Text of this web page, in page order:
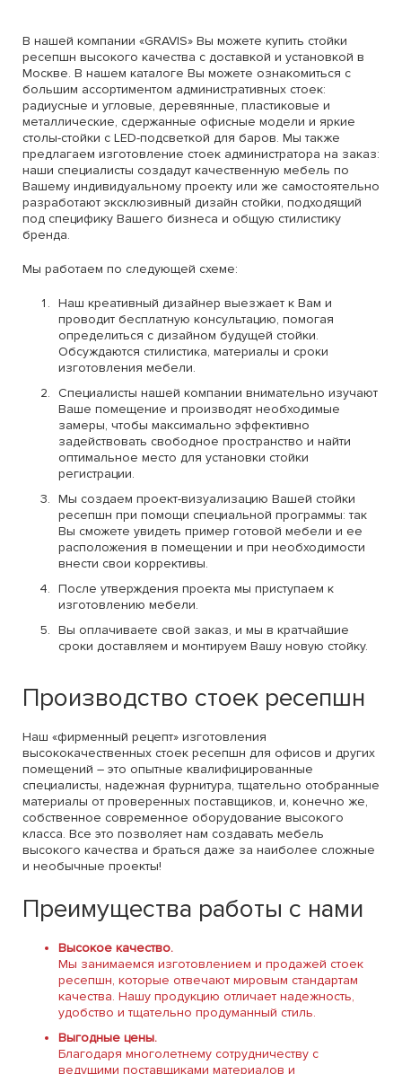
В нашей компании «GRAVIS» Вы можете купить стойки
ресепшн высокого качества с доставкой и установкой в
Москве. В нашем каталоге Вы можете ознакомиться с
большим ассортиментом административных стоек:
радиусные и угловые, деревянные, пластиковые и
металлические, сдержанные офисные модели и яркие
столы-стойки с LED-подсветкой для баров. Мы также
предлагаем изготовление стоек администратора на заказ:
наши специалисты создадут качественную мебель по
Вашему индивидуальному проекту или же самостоятельно
разработают эксклюзивный дизайн стойки, подходящий
под специфику Вашего бизнеса и общую стилистику
бренда.
Мы работаем по следующей схеме:
Наш креативный дизайнер выезжает к Вам и
проводит бесплатную консультацию, помогая
определиться с дизайном будущей стойки.
Обсуждаются стилистика, материалы и сроки
изготовления мебели.
Специалисты нашей компании внимательно изучают
Ваше помещение и производят необходимые
замеры, чтобы максимально эффективно
задействовать свободное пространство и найти
оптимальное место для установки стойки
регистрации.
Мы создаем проект-визуализацию Вашей стойки
ресепшн при помощи специальной программы: так
Вы сможете увидеть пример готовой мебели и ее
расположения в помещении и при необходимости
внести свои коррективы.
После утверждения проекта мы приступаем к
изготовлению мебели.
Вы оплачиваете свой заказ, и мы в кратчайшие
сроки доставляем и монтируем Вашу новую стойку.
Производство стоек ресепшн
Наш «фирменный рецепт» изготовления
высококачественных стоек ресепшн для офисов и других
помещений – это опытные квалифицированные
специалисты, надежная фурнитура, тщательно отобранные
материалы от проверенных поставщиков, и, конечно же,
собственное современное оборудование высокого
класса. Все это позволяет нам создавать мебель
высокого качества и браться даже за наиболее сложные
и необычные проекты!
Преимущества работы с нами
Высокое качество.
Мы занимаемся изготовлением и продажей стоек
ресепшн, которые отвечают мировым стандартам
качества. Нашу продукцию отличает надежность,
удобство и тщательно продуманный стиль.
Выгодные цены.
Благодаря многолетнему сотрудничеству с
ведущими поставщиками материалов и